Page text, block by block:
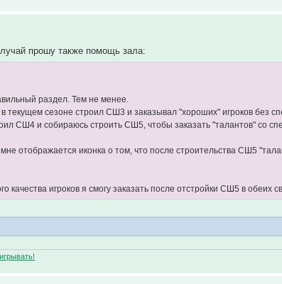
прошу также помощь зала:
раздел. Тем не менее.
текущем сезоне строил СШ3 и заказывал "хороших" игроков без
СШ4 и собираюсь строить СШ5, чтобы заказать "талантов" со
отображается иконка о том, что после строительства СШ5
качества игроков я смогу заказать после отстройки СШ5 в обеих